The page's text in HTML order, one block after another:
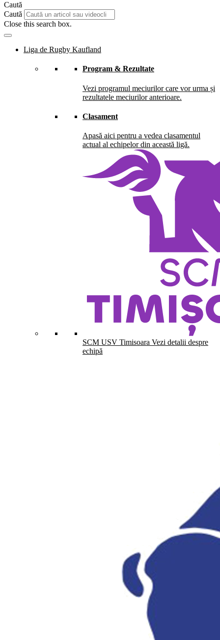
Caută
Caută
Close this search box.
Liga de Rugby Kaufland
Program & Rezultate
Vezi programul meciurilor care vor urma și
rezultatele meciurilor anterioare.
Clasament
Apasă aici pentru a vedea clasamentul
actual al echipelor din această ligă.
SCM USV Timisoara Vezi detalii despre
echipă